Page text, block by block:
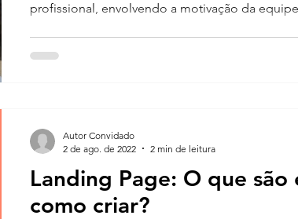
profissional, envolvendo a motivação da
Landing Page: O que são
como criar?
Autor Convidado
2 de ago. de 2022
2 min de leitura